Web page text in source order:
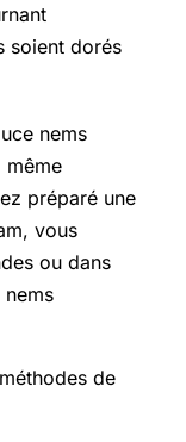
soient dorés
nems
même
préparé une
vous
ou dans
de